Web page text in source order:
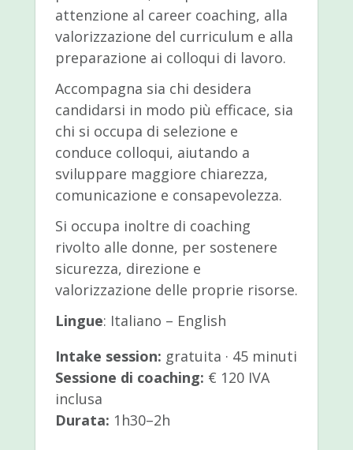
attenzione al career coaching, alla
valorizzazione del curriculum e alla
preparazione ai colloqui di lavoro.
Accompagna sia chi desidera
candidarsi in modo più efficace, sia
chi si occupa di selezione e
conduce colloqui, aiutando a
sviluppare maggiore chiarezza,
comunicazione e consapevolezza.
Si occupa inoltre di coaching
rivolto alle donne, per sostenere
sicurezza, direzione e
valorizzazione delle proprie risorse.
Lingue: Italiano – English
Intake session: gratuita · 45 minuti
Sessione di coaching: € 120 IVA
inclusa
Durata: 1h30–2h